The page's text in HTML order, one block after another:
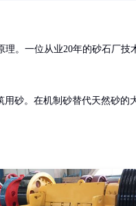
。一位从业20年的砂石厂技
用砂。在机制砂替代天然砂的